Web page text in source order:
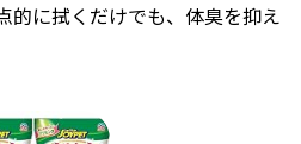
的に拭くだけでも、体臭を抑え